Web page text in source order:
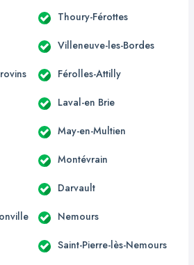
Thoury-Férottes
Villeneuve-les-Bordes
Férolles-Attilly
Laval-en Brie
May-en-Multien
Montévrain
Darvault
Nemours
Saint-Pierre-lès-Nemours